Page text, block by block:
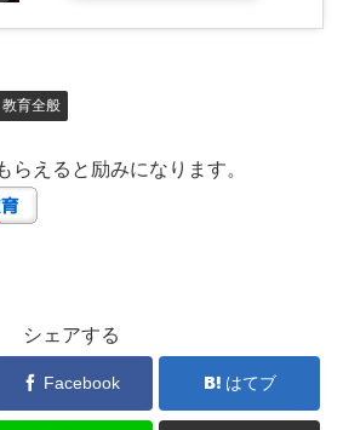
教育全般
らえると励みになります。
シェアする
Facebook はてブ